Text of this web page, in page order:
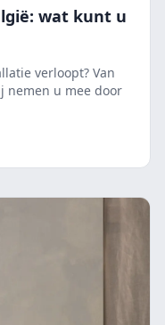
wat kunt u
verloopt? Van
nemen u mee door